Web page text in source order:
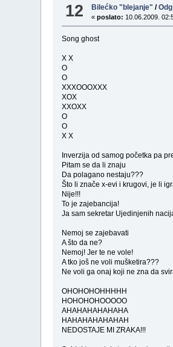
12 Bilećko "blejanje" /
«poslato: 10.06.2009.
Song ghost
X X
O
O
XXXOOOXXX
XOX
XXOXX
O
O
X X
Inverzija od samog početka pa
Pitam se da li znaju
Da polagano nestaju???
Što li znače x-evi i krugovi, je li
Nije!!!
To je zajebancija!
Ja sam sekretar Ujedinjenih
Nemoj se zajebavati
A što da ne?
Nemoj! Jer te ne vole!
A tko još ne voli mušketira???
Ne voli ga onaj koji ne zna da
OHOHOHOHHHHH
HOHOHOHOOOOO
AHAHAHAHAHAHA
HAHAHAHAHAHAH
NEDOSTAJE MI ZRAKA!!!